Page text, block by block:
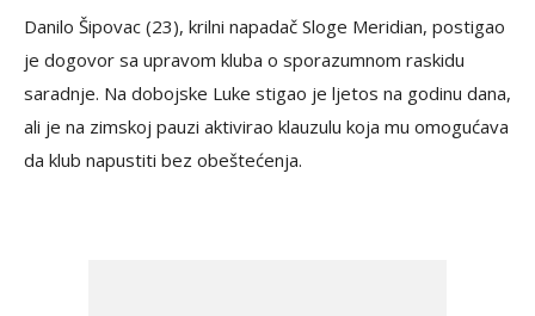
Danilo Šipovac (23), krilni napadač Sloge Meridian, postigao
je dogovor sa upravom kluba o sporazumnom raskidu
saradnje. Na dobojske Luke stigao je ljetos na godinu dana,
ali je na zimskoj pauzi aktivirao klauzulu koja mu omogućava
da klub napustiti bez obeštećenja.